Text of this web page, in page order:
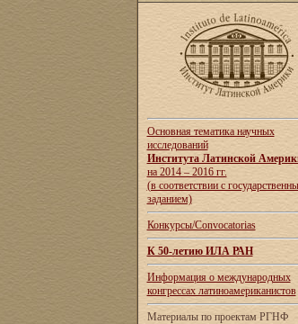
Основная тематика научных
исследований
Института Латинской
на 2014 – 2016 гг.
(в соответствии с
заданием)
Конкурсы/Convocatorias
К 50-летию ИЛА РАН
Информация о международных
конгрессах латиноамериканистов
Материалы по проектам РГНФ